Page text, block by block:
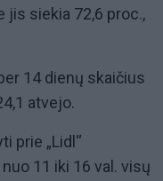
jis siekia 72,6 proc.,
14 dienų skaičius
atvejo.
prie „Lidl“
11 iki 16 val. visų